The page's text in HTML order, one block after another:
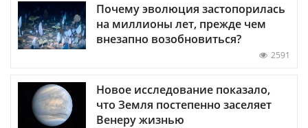
Почему эволюция застопорилась
на миллионы лет, прежде чем
внезапно возобновиться?
2591
Новое исследование показало,
что Земля постепенно заселяет
Венеру жизнью